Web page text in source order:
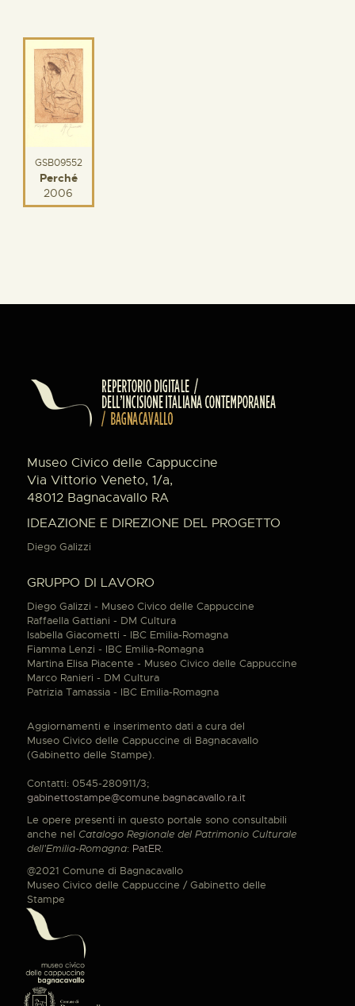
GSB09552
Perché
2006
Museo Civico delle Cappuccine
Via Vittorio Veneto, 1/a,
48012 Bagnacavallo RA
IDEAZIONE E DIREZIONE DEL PROGETTO
Diego Galizzi
GRUPPO DI LAVORO
Diego Galizzi - Museo Civico delle Cappuccine
Raffaella Gattiani - DM Cultura
Isabella Giacometti - IBC Emilia-Romagna
Fiamma Lenzi - IBC Emilia-Romagna
Martina Elisa Piacente - Museo Civico delle Cappuccine
Marco Ranieri - DM Cultura
Patrizia Tamassia - IBC Emilia-Romagna
Aggiornamenti e inserimento dati a cura del
Museo Civico delle Cappuccine di Bagnacavallo
(Gabinetto delle Stampe).
Contatti: 0545-280911/3;
gabinettostampe@comune.bagnacavallo.ra.it
Le opere presenti in questo portale sono consultabili
anche nel Catalogo Regionale del Patrimonio Culturale
dell'Emilia-Romagna: PatER.
@2021 Comune di Bagnacavallo
Museo Civico delle Cappuccine / Gabinetto delle
Stampe